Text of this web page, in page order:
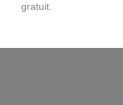
gratuit.